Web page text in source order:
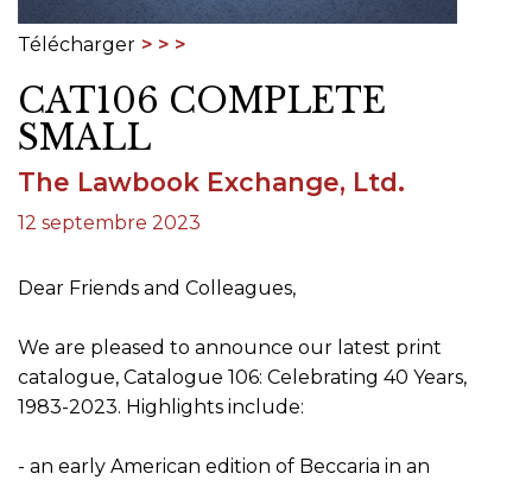
Télécharger
CAT106 COMPLETE
SMALL
The Lawbook Exchange, Ltd.
12 septembre 2023
Dear Friends and Colleagues,
We are pleased to announce our latest print
catalogue, Catalogue 106: Celebrating 40 Years,
1983-2023. Highlights include:
- an early American edition of Beccaria in an